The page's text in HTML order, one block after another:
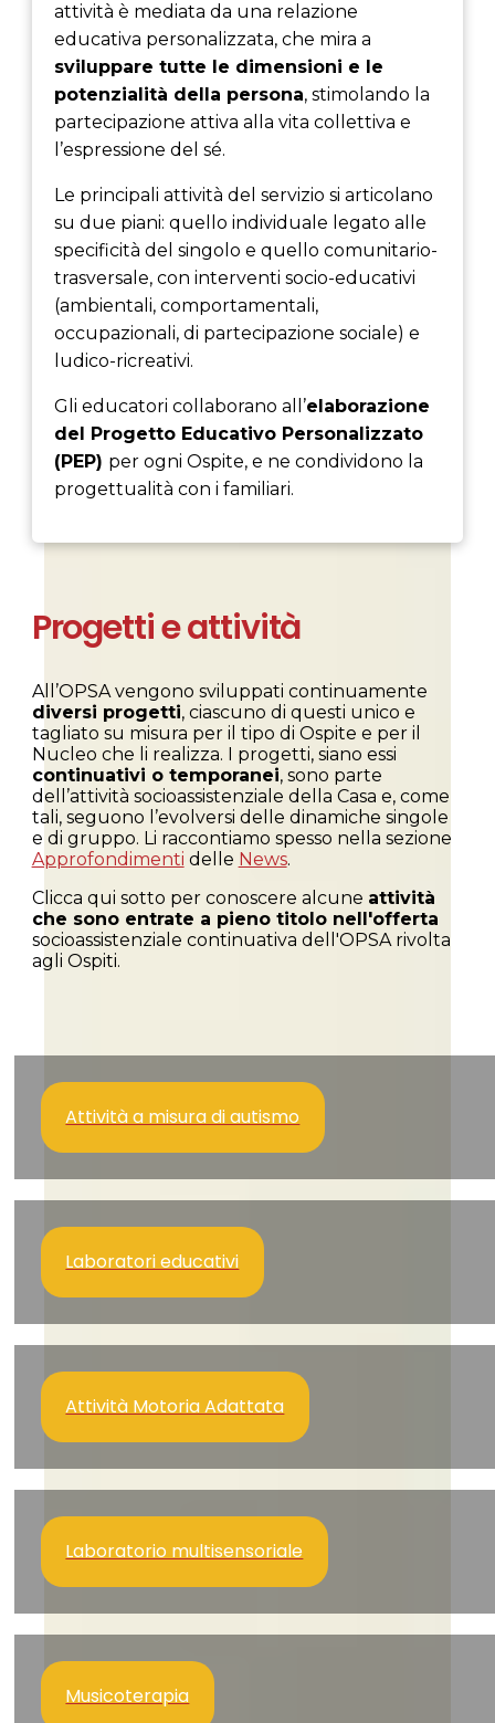
attività è mediata da una relazione
educativa personalizzata, che mira a
sviluppare tutte le dimensioni e le
potenzialità della persona, stimolando la
partecipazione attiva alla vita collettiva e
l’espressione del sé.
Le principali attività del servizio si articolano
su due piani: quello individuale legato alle
specificità del singolo e quello comunitario-
trasversale, con interventi socio-educativi
(ambientali, comportamentali,
occupazionali, di partecipazione sociale) e
ludico-ricreativi.
Gli educatori collaborano all’elaborazione
del Progetto Educativo Personalizzato
(PEP) per ogni Ospite, e ne condividono la
progettualità con i familiari.
Progetti e attività
All’OPSA vengono sviluppati continuamente
diversi progetti, ciascuno di questi unico e
tagliato su misura per il tipo di Ospite e per il
Nucleo che li realizza. I progetti, siano essi
continuativi o temporanei, sono parte
dell’attività socioassistenziale della Casa e, come
tali, seguono l’evolversi delle dinamiche singole
e di gruppo. Li raccontiamo spesso nella sezione
Approfondimenti delle News.
Clicca qui sotto per conoscere alcune attività
che sono entrate a pieno titolo nell'offerta
socioassistenziale continuativa dell'OPSA rivolta
agli Ospiti.
Attività a misura di autismo
Laboratori educativi
Attività Motoria Adattata
Laboratorio multisensoriale
Musicoterapia